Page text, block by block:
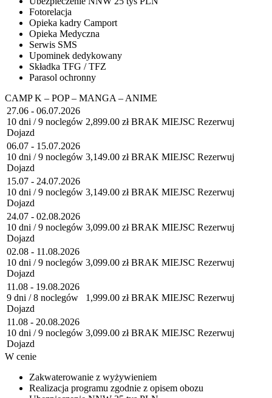
Fotorelacja
Opieka kadry Camport
Opieka Medyczna
Serwis SMS
Upominek dedykowany
Składka TFG / TFZ
Parasol ochronny
CAMP K – POP – MANGA – ANIME
27.06 - 06.07.2026
10 dni / 9 noclegów
Dojazd
2,899.00 zł BRAK MIEJSC Rezerwuj
06.07 - 15.07.2026
10 dni / 9 noclegów
Dojazd
3,149.00 zł BRAK MIEJSC Rezerwuj
15.07 - 24.07.2026
10 dni / 9 noclegów
Dojazd
3,149.00 zł BRAK MIEJSC Rezerwuj
24.07 - 02.08.2026
10 dni / 9 noclegów
Dojazd
3,099.00 zł BRAK MIEJSC Rezerwuj
02.08 - 11.08.2026
10 dni / 9 noclegów
Dojazd
3,099.00 zł BRAK MIEJSC Rezerwuj
11.08 - 19.08.2026
9 dni / 8 noclegów
Dojazd
1,999.00 zł BRAK MIEJSC Rezerwuj
11.08 - 20.08.2026
10 dni / 9 noclegów
Dojazd
3,099.00 zł BRAK MIEJSC Rezerwuj
W cenie
Zakwaterowanie z wyżywieniem
Realizacja programu zgodnie z opisem obozu